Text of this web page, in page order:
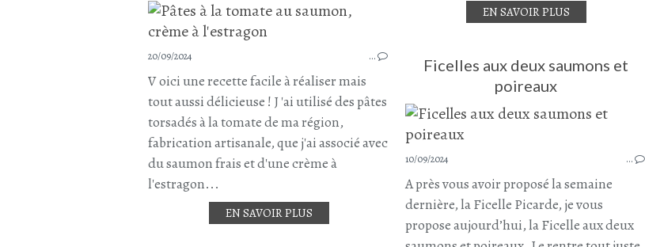
EN SAVOIR PLUSSAUMON
PÂTES À LA TOMATE
CRÈME ESTRAGON
ESTRAGON
HERBES DU JARDIN
20/09/2024 …
V oici une recette facile à réaliser mais
tout aussi délicieuse ! J 'ai utilisé des pâtes
torsadés à la tomate de ma région,
fabrication artisanale, que j'ai associé avec
du saumon frais et d'une crème à
l'estragon...
EN SAVOIR PLUS
Ficelles aux deux saumons et
poireaux
10/09/2024 …
A près vous avoir proposé la semaine
dernière, la Ficelle Picarde, je vous
propose aujourd’hui, la Ficelle aux deux